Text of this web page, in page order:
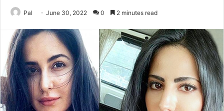
Pal June 30, 2022 0 2 minutes read